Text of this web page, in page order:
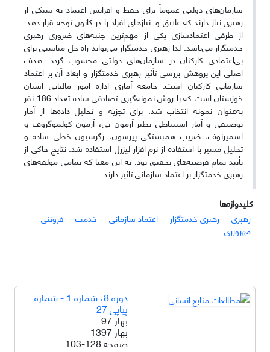
سازمان‌های دولتی عموماً برای حفظ و افزایش اعتماد به سبکی از
رهبری نیاز دارند که علایق و نیازهای افراد را در کانون توجه قرار دهد.
از طرفی اعتمادسازی یکی از مهم‌ترین جنبه‌های ضروری رهبری
خدمتگزار می‌باشد. لذا رهبری خدمتگزار می‌تواند راه حل مناسبی برای
بی‌اعتمادی کارکنان در سازمان‌های دولتی محسوب گردد. هدف
اصلی این پژوهش بررسی تأثیر رهبری خدمتگزار و ابعاد آن بر اعتماد
سازمانی کارکنان است. جامعه آماری اداره امور مالیاتی استان
خوزستان است که با روش نمونه‌گیری تصادفی ساده تعداد 186 نفر
به‌عنوان نمونه انتخاب شد. برای تجزیه و تحلیل داده‌ها از آمار
توصیفی و آمار استنباطی نظیر آزمون تی، آزمون کولموگروف و
اسمیرنوف، ضریب همبستگی پیرسون، رگرسیون خطی ساده و
تحلیل مسیر با استفاده از نرم افزار لیزرل استفاده شد. نتایج حاکی از
تأیید تمام فرضیه‌های تحقیق بود. به‌ این معنا که تمامی مولفه‌های
رهبری خدمتگزار بر اعتماد سازمانی تاثیر دارند.
کلیدواژه‌ها
رهبری
رهبری خدمتگزار اعتماد سازمانی خدمت
فروتنی
مهرورزی
دوره 8، شماره 1 - شماره
پیاپی 27
بهار 97
بهار 1397
صفحه103-128